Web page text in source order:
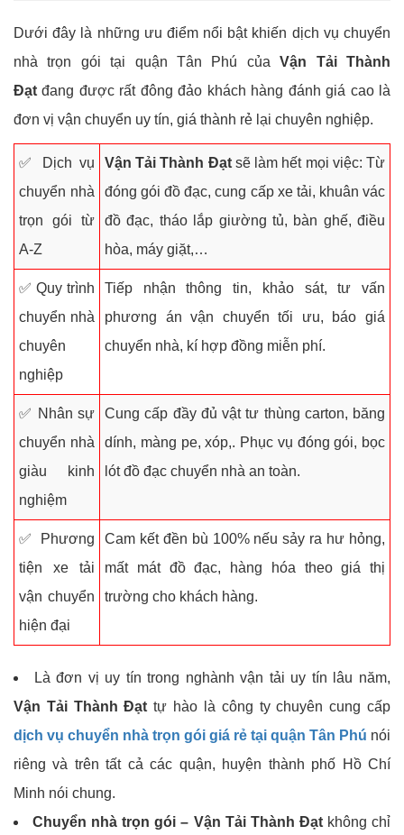
Dưới đây là những ưu điểm nổi bật khiến dịch vụ chuyển
nhà trọn gói tại quận Tân Phú củaVận Tải Thành
Đạt đang được rất đông đảo khách hàng đánh giá cao là
đơn vị vận chuyển uy tín, giá thành rẻ lại chuyên nghiệp.
✅ Dịch vụ
chuyển nhà
trọn gói từ
A-Z
Vận Tải Thành Đạt sẽ làm hết mọi việc: Từ
đóng gói đồ đạc, cung cấp xe tải, khuân vác
đồ đạc, tháo lắp giường tủ, bàn ghế, điều
hòa, máy giặt,…
✅ Quy trình
chuyển nhà
chuyên
nghiệp
Tiếp nhận thông tin, khảo sát, tư vấn
phương án vận chuyển tối ưu, báo giá
chuyển nhà, kí hợp đồng miễn phí.
✅ Nhân sự
chuyển nhà
giàu kinh
nghiệm
Cung cấp đầy đủ vật tư thùng carton, băng
dính, màng pe, xóp,. Phục vụ đóng gói, bọc
lót đồ đạc chuyển nhà an toàn.
✅ Phương
tiện xe tải
vận chuyển
hiện đại
Cam kết đền bù 100% nếu sảy ra hư hỏng,
mất mát đồ đạc, hàng hóa theo giá thị
trường cho khách hàng.
Là đơn vị uy tín trong nghành vận tải uy tín lâu năm,
Vận Tải Thành Đạt tự hào là công ty chuyên cung cấp
dịch vụ chuyển nhà trọn gói giá rẻ tại quận Tân Phú nói
riêng và trên tất cả các quận, huyện thành phố Hồ Chí
Minh nói chung.
Chuyển nhà trọn gói – Vận Tải Thành Đạtkhông chỉ